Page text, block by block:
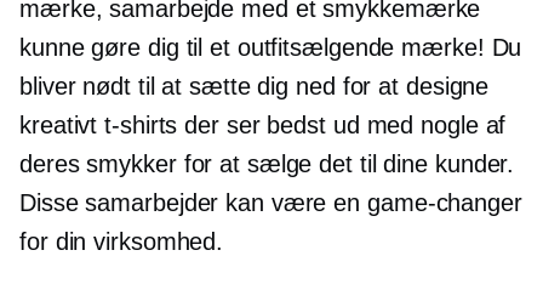
mærke, samarbejde med et smykkemærke
kunne gøre dig til et outfitsælgende mærke! Du
bliver nødt til at sætte dig ned for at designe
kreativtt-shirts der ser bedst ud med nogle af
deres smykker for at sælge det til dine kunder.
Disse samarbejder kan være en game-changer
for din virksomhed.